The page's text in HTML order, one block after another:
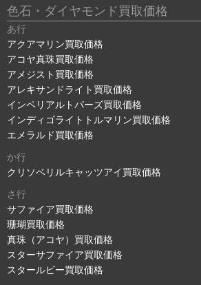
色石・ダイヤモンド買取価格
あ行
アクアマリン買取価格
アコヤ真珠買取価格
アメジスト買取価格
アレキサンドライト買取価格
インペリアルトパーズ買取価格
インディゴライトトルマリン買取価格
エメラルド買取価格
か行
クリソベリルキャッツアイ買取価格
さ行
サファイア買取価格
珊瑚買取価格
真珠（アコヤ）買取価格
スターサファイア買取価格
スタールビー買取価格